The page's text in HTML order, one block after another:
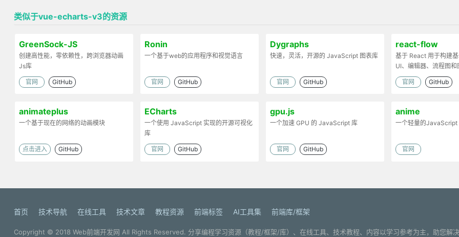
类似于vue-echarts-v3的资源
GreenSock-JS
创建高性能，零依赖性，跨浏览器动画
Js库
官网 GitHub
Ronin
一个基于web的应用程序和视觉语言
官网 GitHub
Dygraphs
快速，灵活，开源的 JavaScript 图表库
官网 GitHub
react-flow
基于 React 用于构建
UI、编辑器、流程图和
官网 GitHub
animateplus
一个基于现在的网络的动画模块
点击进入 GitHub
ECharts
一个使用 JavaScript 实现的开源可视化
库
官网 GitHub
gpu.js
一个加速 GPU 的 JavaScript 库
官网 GitHub
anime
一个轻量的JavaScript
官网
首页 技术导航 在线工具 技术文章 教程资源 前端标签 AI工具集 前端库/框架
Copyright © 2018 Web前端开发网 All Rights Reserved. 分享编程学习资源（教程/框架/库）、在线工具、技术教程、内容以学习参考为主，助您解决